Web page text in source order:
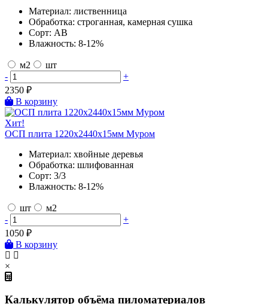
Материал: лиственница
Обработка: строганная, камерная сушка
Сорт: AB
Влажность: 8-12%
м2
шт
-
+
2350 ₽
В корзину
Хит!
ОСП плита 1220х2440х15мм Муром
Материал: хвойные деревья
Обработка: шлифованная
Сорт: 3/3
Влажность: 8-12%
шт
м2
-
+
1050 ₽
В корзину
×
Калькулятор объёма пиломатериалов